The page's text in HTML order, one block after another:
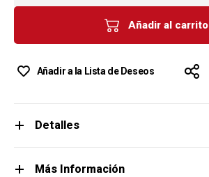
Añadir al carrito
Añadir a la Lista de Deseos
Detalles
Más Información